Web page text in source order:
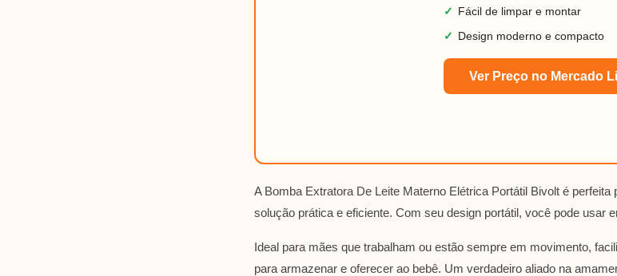
✓ Fácil de limpar e montar
✓ Design moderno e compacto
Ver Preço no Mercado
A Bomba Extratora De Leite Materno Elétrica Portátil Bivolt é
solução prática e eficiente. Com seu design portátil, você pode usar
Ideal para mães que trabalham ou estão sempre em movimento,
para armazenar e oferecer ao bebê. Um verdadeiro aliado na